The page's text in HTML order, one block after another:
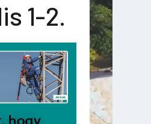
1-2.